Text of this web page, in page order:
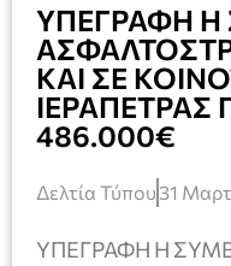
ΥΠΕΓΡΑΦΗ Η
ΚΑΙ ΣΕ
486.000€
Δελτία Τύπου 31
ΥΠΕΓΡΑΦΗ Η